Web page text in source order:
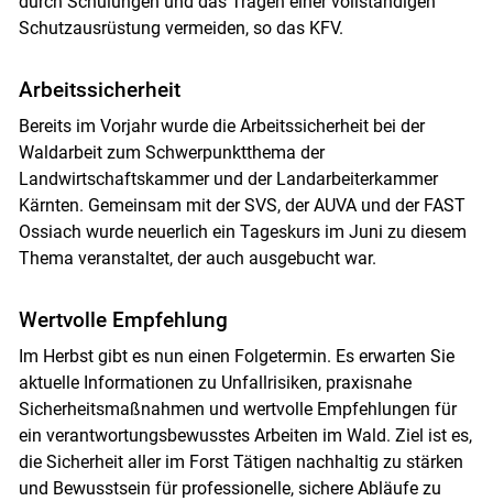
Schutzausrüstung vermeiden, so das KFV.
Arbeitssicherheit
Bereits im Vorjahr wurde die Arbeitssicherheit bei der
Waldarbeit zum Schwerpunktthema der
Landwirtschaftskammer und der Landarbeiterkammer
Kärnten. Gemeinsam mit der SVS, der AUVA und der FAST
Ossiach wurde neuerlich ein ­Tageskurs im Juni zu diesem
Thema veranstaltet, der auch ausgebucht war.
Wertvolle Empfehlung
Im Herbst gibt es nun einen Folgetermin. Es erwarten Sie
aktuelle Informationen zu Unfall­risiken, praxisnahe
Sicherheitsmaßnahmen und wertvolle Empfehlungen für
ein verantwortungsbewusstes Arbeiten im Wald. Ziel ist es,
die Sicherheit aller im Forst Tätigen nachhaltig zu stärken
und Bewusstsein für professionelle, sichere Abläufe zu